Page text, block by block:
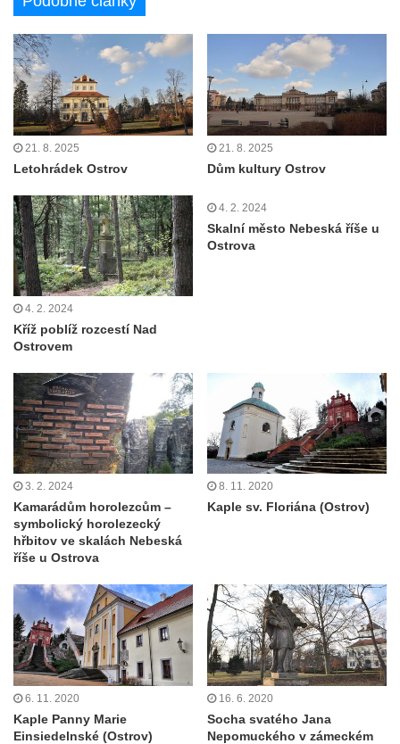
21. 8. 2025
Letohrádek Ostrov
21. 8. 2025
Dům kultury Ostrov
4. 2. 2024
Kříž poblíž rozcestí Nad
Ostrovem
4. 2. 2024
Skalní město Nebeská říše u
Ostrova
3. 2. 2024
Kamarádům horolezcům –
symbolický horolezecký
hřbitov ve skalách Nebeská
říše u Ostrova
8. 11. 2020
Kaple sv. Floriána (Ostrov)
6. 11. 2020
Kaple Panny Marie
Einsiedelnské (Ostrov)
16. 6. 2020
Socha svatého Jana
Nepomuckého v zámeckém